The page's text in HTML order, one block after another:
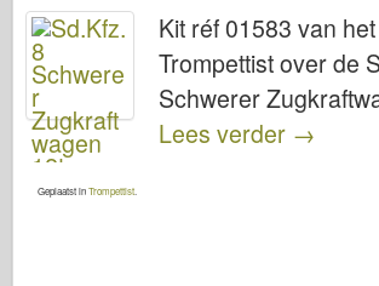
Kit réf 01583 van
Trompettist over de
Schwerer
Lees verder →
Geplaatst inTrompettist